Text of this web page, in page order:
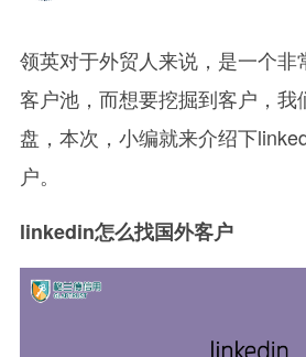
领英对于外贸人来说，是一个非
客户池，而想要挖掘到客户，我
盘，本次，小编就来介绍下
户。
linkedin怎么找国外客户